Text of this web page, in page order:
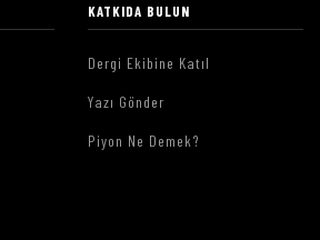
KATKIDA BULUN
Dergi Ekibine Katıl
Yazı Gönder
Piyon Ne Demek?